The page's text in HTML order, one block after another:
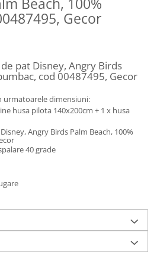
Gecor
pat Disney, Angry Birds
cod 00487495, Gecor
urmatoarele dimensiuni:
husa pilota 140x200cm + 1 x husa
Angry Birds Palm Beach, 100%
40 grade